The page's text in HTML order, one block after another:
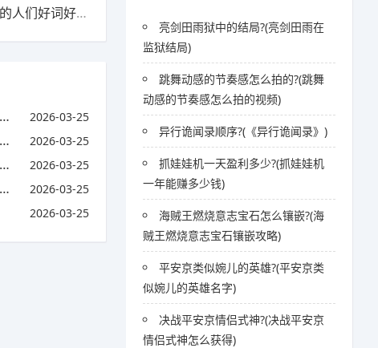
下一篇：点亮星空的人们好词好句?(点亮星空的人们好词好句摘抄)
2026-03-25
2026-03-25
2026-03-25
2026-03-25
2026-03-25
亮剑田雨狱中的结局?(亮剑田雨在
监狱结局)
跳舞动感的节奏感怎么拍的?(跳舞
动感的节奏感怎么拍的视频)
异行诡闻录顺序?(《异行诡闻录》)
抓娃娃机一天盈利多少?(抓娃娃机
一年能赚多少钱)
海贼王燃烧意志宝石怎么镶嵌?(海
贼王燃烧意志宝石镶嵌攻略)
平安京类似婉儿的英雄?(平安京类
似婉儿的英雄名字)
决战平安京情侣式神?(决战平安京
情侣式神怎么获得)